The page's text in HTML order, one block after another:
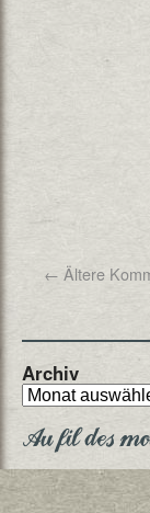
← Ältere
Archiv
Au fil des